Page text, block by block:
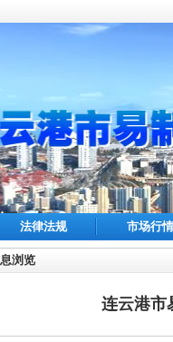
法律法规 市场行情
浏览
连云港市